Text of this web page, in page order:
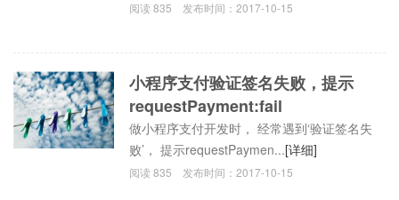
阅读835 发布时间：2017-10-15
小程序支付验证签名失败，提示
requestPayment:fail
做小程序支付开发时， 经常遇到‘验证签名失
败’， 提示requestPaymen...[详细]
阅读835 发布时间：2017-10-15